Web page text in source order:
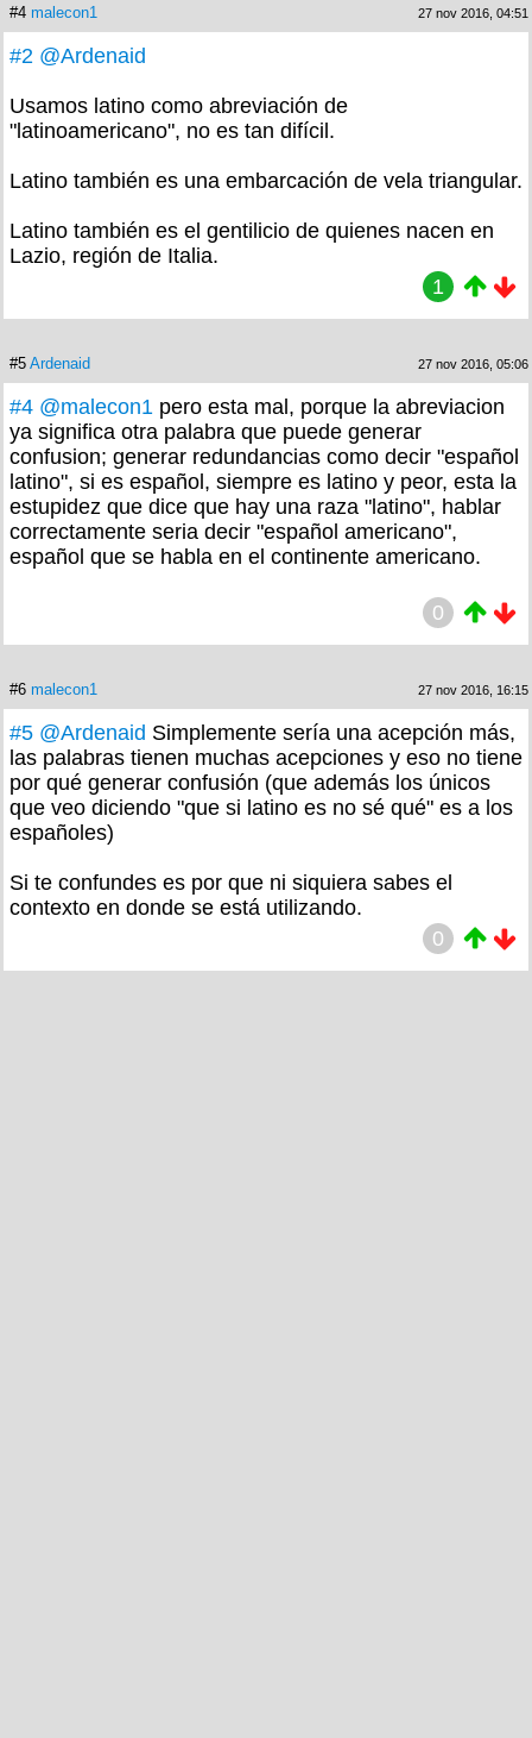
#4 malecon1 27 nov 2016, 04:51
#2 @Ardenaid
Usamos latino como abreviación de
"latinoamericano", no es tan difícil.
Latino también es una embarcación de vela triangular.
Latino también es el gentilicio de quienes nacen en
Lazio, región de Italia.
1
#5 Ardenaid 27 nov 2016, 05:06
#4 @malecon1 pero esta mal, porque la abreviacion
ya significa otra palabra que puede generar
confusion; generar redundancias como decir "español
latino", si es español, siempre es latino y peor, esta la
estupidez que dice que hay una raza "latino", hablar
correctamente seria decir "español americano",
español que se habla en el continente americano.
0
#6 malecon1 27 nov 2016, 16:15
#5 @Ardenaid Simplemente sería una acepción más,
las palabras tienen muchas acepciones y eso no tiene
por qué generar confusión (que además los únicos
que veo diciendo "que si latino es no sé qué" es a los
españoles)
Si te confundes es por que ni siquiera sabes el
contexto en donde se está utilizando.
0